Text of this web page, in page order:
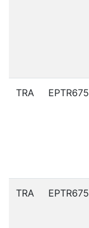
TRA EPTR675
TRA EPTR675